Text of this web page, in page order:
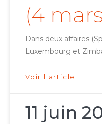
(4
Dans deux affaires
Luxembourg et
Voir l'article
11 juin